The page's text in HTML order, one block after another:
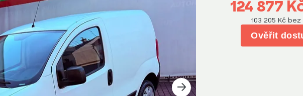
124 877
103 205 Kč bez
Ověřit